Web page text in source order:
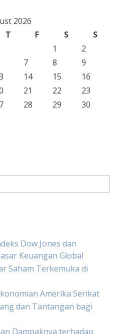
2026
T F S
S
1
2
7 8
9
14 15
16
21 22
23
28 29
30
Dow Jones dan
Keuangan Global
Saham Terkemuka di
Amerika Serikat
dan Tantangan bagi
Dampaknya terhadap